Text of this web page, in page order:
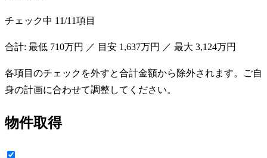
チェック中 11/11項目
合計: 最低 710万円 ／ 目安 1,637万円 ／ 最大 3,124万円
各項目のチェックを外すと合計金額から除外されます。ご自
身の計画に合わせて調整してください。
物件取得